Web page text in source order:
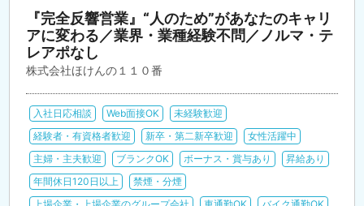
『完全反響営業』“人のため”があなたのキャリ
アに変わる／業界・業種経験不問／ノルマ・テ
レアポなし
株式会社ほけんの１１０番
入社日応相談 Web面接OK
未経験歓迎
経験者・有資格者歓迎
新卒・第二新卒歓迎
女性活躍中
主婦・主夫歓迎
ブランクOK ボーナス・賞与あり
昇給あり
年間休日120日以上
禁煙・分煙